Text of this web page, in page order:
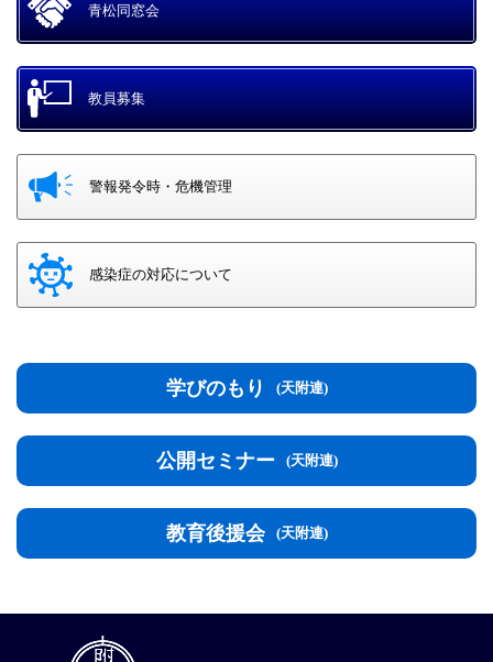
青松同窓会
教員募集
警報発令時・危機管理
感染症の対応について
学びのもり (天附連)
公開セミナー (天附連)
教育後援会 (天附連)